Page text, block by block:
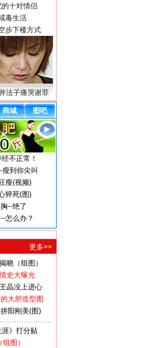
十对情侣
毒生活
步下楼方式
法子痛哭谢罪
更多>>
晓（组图）
史大曝光
晶没上进心
大胆造型图
阳刚美(图)
涯》打分贴
图）